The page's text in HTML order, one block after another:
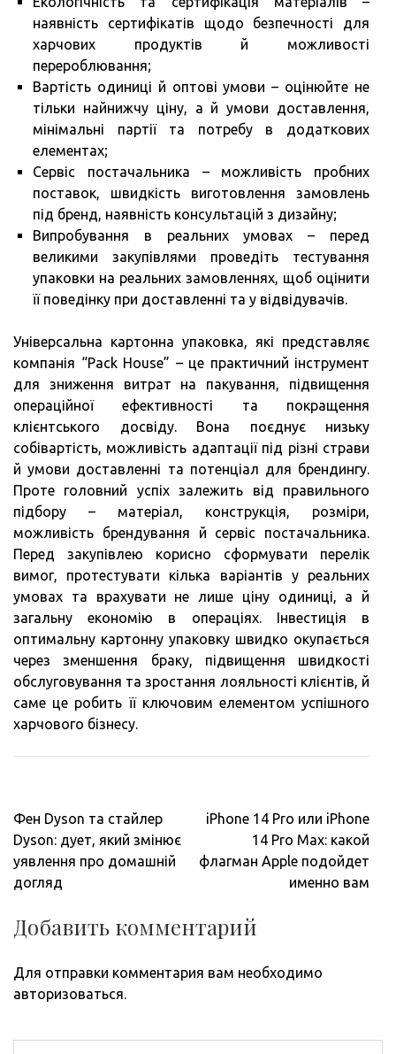
наявність сертифікатів щодо безпечності для
харчових продуктів й можливості
перероблювання;
Вартість одиниці й оптові умови – оцінюйте не
тільки найнижчу ціну, а й умови доставлення,
мінімальні партії та потребу в додаткових
елементах;
Сервіс постачальника – можливість пробних
поставок, швидкість виготовлення замовлень
під бренд, наявність консультацій з дизайну;
Випробування в реальних умовах – перед
великими закупівлями проведіть тестування
упаковки на реальних замовленнях, щоб оцінити
її поведінку при доставленні та у відвідувачів.
Універсальна картонна упаковка, які представляє
компанія “Pack House” – це практичний інструмент
для зниження витрат на пакування, підвищення
операційної ефективності та покращення
клієнтського досвіду. Вона поєднує низьку
собівартість, можливість адаптації під різні страви
й умови доставленні та потенціал для брендингу.
Проте головний успіх залежить від правильного
підбору – матеріал, конструкція, розміри,
можливість брендування й сервіс постачальника.
Перед закупівлею корисно сформувати перелік
вимог, протестувати кілька варіантів у реальних
умовах та врахувати не лише ціну одиниці, а й
загальну економію в операціях. Інвестиція в
оптимальну картонну упаковку швидко окупається
через зменшення браку, підвищення швидкості
обслуговування та зростання лояльності клієнтів, й
саме це робить її ключовим елементом успішного
харчового бізнесу.
Навигация
по
записям
Фен Dyson та стайлер
Dyson: дует, який змінює
уявлення про домашній
догляд
iPhone 14 Pro или iPhone
14 Pro Max: какой
флагман Apple подойдет
именно вам
Добавить комментарий
Для отправки комментария вам необходимо
авторизоваться.